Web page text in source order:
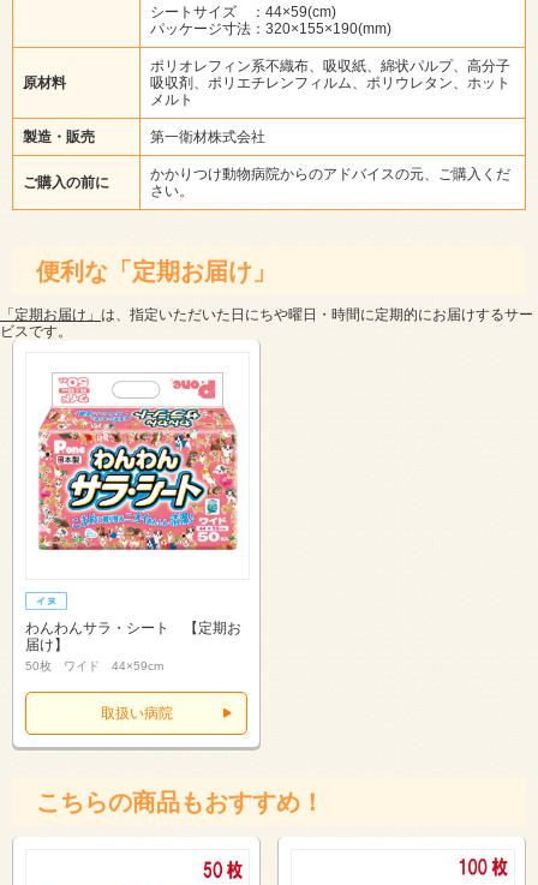
シートサイズ ：44×59(cm)
パッケージ寸法：320×155×190(mm)
原材料
ポリオレフィン系不織布、吸収紙、綿状パルプ、高分子
吸収剤、ポリエチレンフィルム、ポリウレタン、ホット
メルト
製造・販売 第一衛材株式会社
ご購入の前に
かかりつけ動物病院からのアドバイスの元、ご購入くだ
さい。
便利な「定期お届け」
「定期お届け」 は、指定いただいた日にちや曜日・時間に定期的にお届けするサー
ビスです。
わんわんサラ・シート 【定期お
届け】
50枚 ワイド 44×59cm
取扱い病院
こちらの商品もおすすめ！